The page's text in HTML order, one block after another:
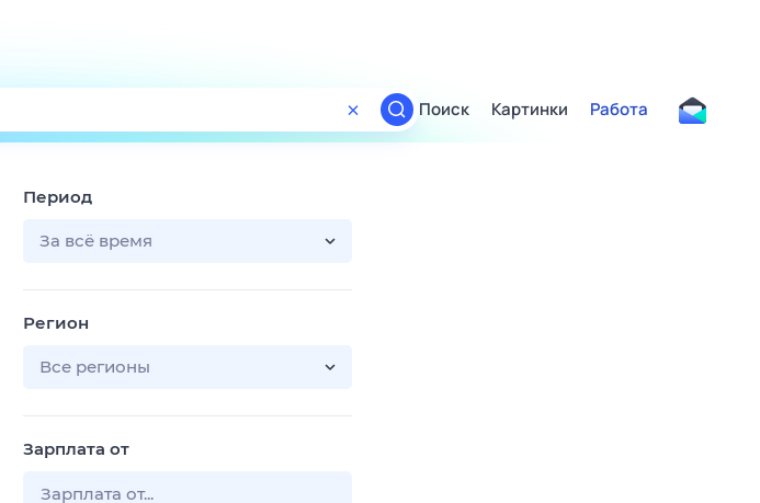
Поиск
ТВ-программа
Поиск Картинки Работа
Период
За всё время
Регион
Все регионы
Зарплата от